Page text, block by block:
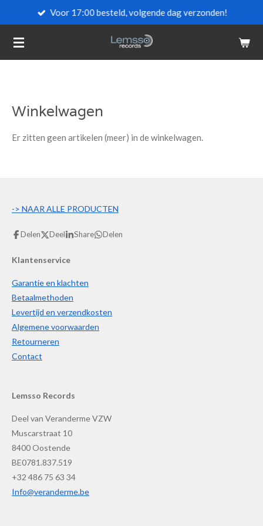
naar
de
Voor 17:00 besteld, volgende dag verzonden!
Winkelwagen
Er zitten geen artikelen (meer) in de winkelwagen.
-> NAAR ALLE PRODUCTEN
Delen Deel Share Delen
Klantenservice
Garantie en klachten
Betaalmethoden
Levertijd en verzendkosten
Algemene voorwaarden
Retourneren
Contact
Lemsso Records
Deel van Veranderme VZW
Muscarstraat 10
8400 Oostende
BE0781.837.519
+32 486 75 63 34
Info@veranderme.be